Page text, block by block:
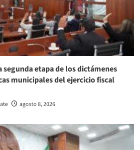
segunda etapa de los dictámenes
municipales del ejercicio fiscal
agosto 8, 2026